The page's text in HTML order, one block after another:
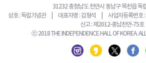
31232 충청남도 천안시 동남구 목천읍 독
상호 : 독립기념관 | 대표자명 : 김형석 | 사업자등록번
신고 : 제2012-충남천안-75호
ⓒ 2018 THE INDEPENDENCE HALL OF KOREA.